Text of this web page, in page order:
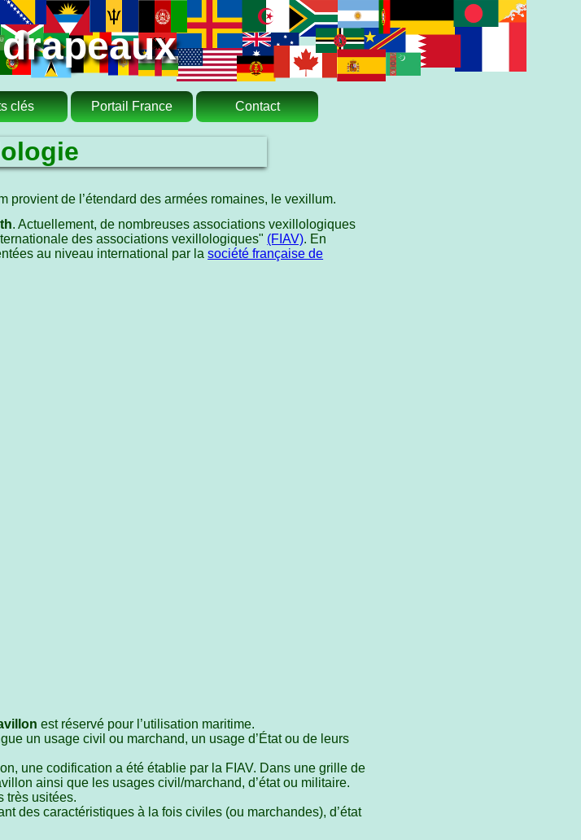
clés Portail France Contact
provient de l’étendard des armées romaines, le vexillum.
. Actuellement, de nombreuses associations vexillologiques
des associations vexillologiques" (FIAV). En
au niveau international par lasociété française de
est réservé pour l’utilisation maritime.
un usage civil ou marchand, un usage d’État ou de leurs
une codification a été établie par la FIAV. Dans une grille de
ainsi que les usages civil/marchand, d’état ou militaire.
très usitées.
des caractéristiques à la fois civiles (ou marchandes), d’état